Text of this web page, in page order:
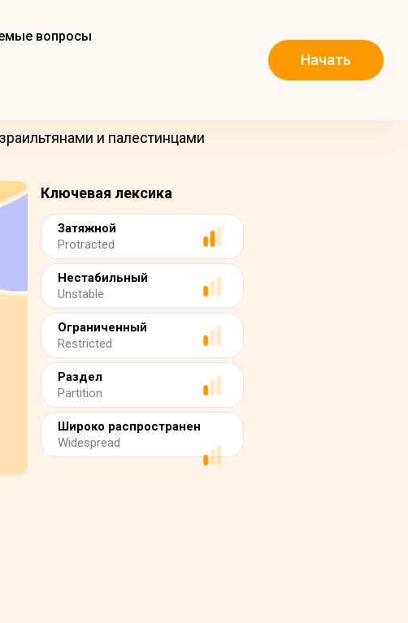
вопросы
Начать
и палестинцами
Ключевая лексика
Затяжной
Protracted
Нестабильный
Unstable
Ограниченный
Restricted
Раздел
Partition
Широко распространен
Widespread